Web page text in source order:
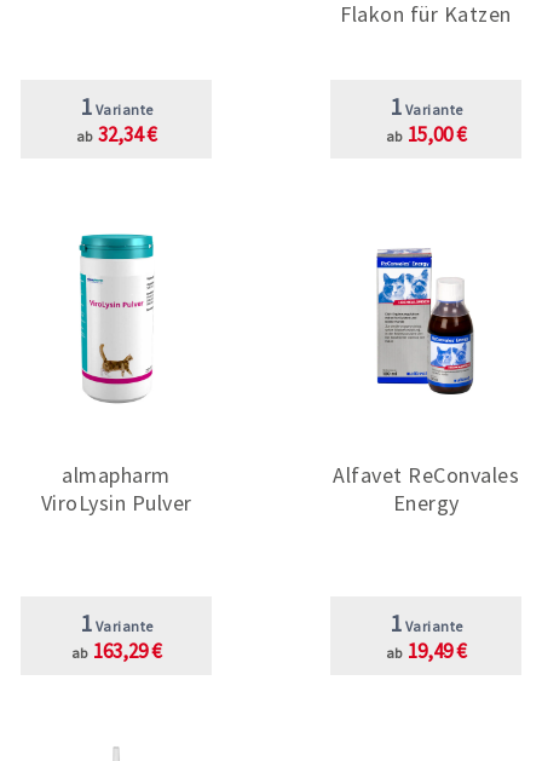
1 Variante
ab 32,34 €
Flakon für Katzen
1 Variante
ab 15,00 €
almapharm
ViroLysin Pulver
1 Variante
ab 163,29 €
Alfavet ReConvales
Energy
1 Variante
ab 19,49 €